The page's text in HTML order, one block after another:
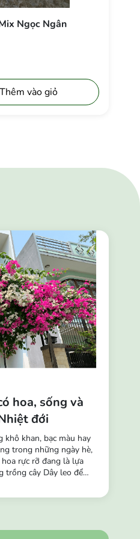
Mix Ngọc Ngân
Thêm vào giỏ
hoa, sống và
đới
khô khan, bạc màu hay
trong những ngày hè,
rực rỡ đang là lựa
trồng cây Dây leo để
tường, hàng rào, ban